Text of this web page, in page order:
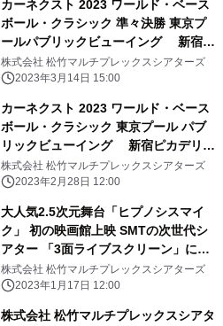
カーネクスト 2023 ワールド・ベース
ボール・クラシック 準々決勝 東京プ
ールパブリックビューイング 新宿ピ
カデリー・MOVIX川口・なんばパーク
スシネマにて開催決定
株式会社 松竹マルチプレックスシアターズ
2023年3月14日 15:00
カーネクスト 2023 ワールド・ベース
ボール・クラシック 東京プール パブ
リックビューイング 新宿ピカデリ
ー、MOVIX川口、なんばパークスシネ
マにて 開催決定
株式会社 松竹マルチプレックスシアターズ
2023年2月28日 12:00
大人気2.5次元舞台「ヒプノシスマイ
ク」 初の映画館上映 SMTの次世代シ
アター 「3面ライブスクリーン」にて
1/27(金)より期間限定上映決定！
株式会社 松竹マルチプレックスシアターズ
2023年1月17日 12:00
株式会社 松竹マルチプレックスシアタ